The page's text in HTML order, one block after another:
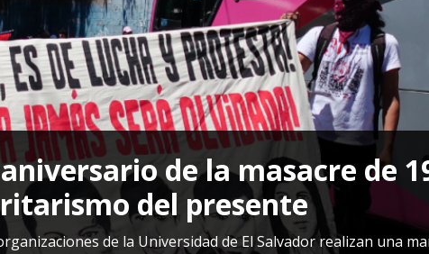
ACTUALIDAD
de la masacre de
del presente
de la Universidad de El Salvador realizan una